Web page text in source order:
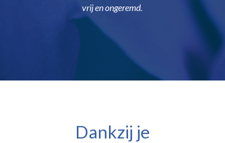
vrij en ongeremd.
Dankzij je